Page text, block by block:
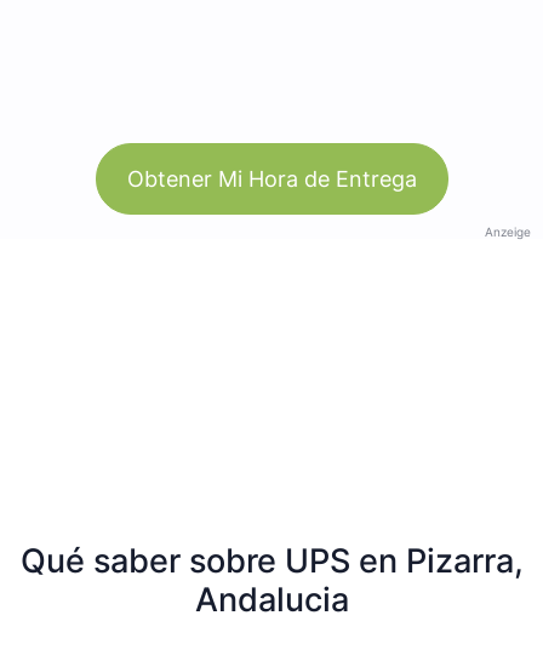
Obtener Mi Hora de Entrega
Anzeige
Qué saber sobre UPS en Pizarra,
Andalucia